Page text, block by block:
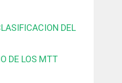
DEL
DE LOS MTT